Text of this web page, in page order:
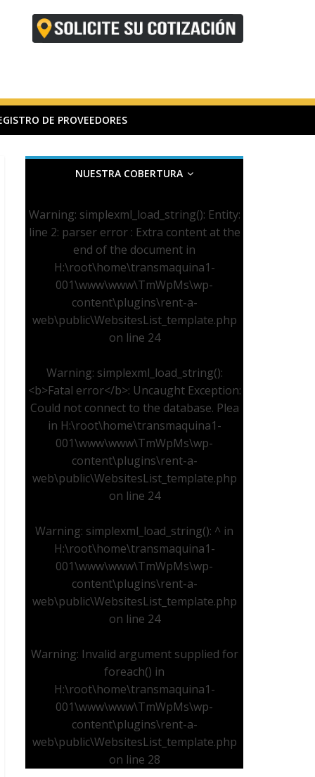
DE PROVEEDORES
NUESTRA COBERTURA
Warning: simplexml_load_string(): Entity:
line 2: parser error : Extra content at the
end of the document in
H:\root\home\transmaquina1-
001\www\www\TmWpMs\wp-
content\plugins\rent-a-
web\public\WebsitesList_template.php
on line 24
Warning: simplexml_load_string():
<b>Fatal error</b>: Uncaught Exception:
Could not connect to the database. Plea
in H:\root\home\transmaquina1-
001\www\www\TmWpMs\wp-
content\plugins\rent-a-
web\public\WebsitesList_template.php
on line 24
Warning: simplexml_load_string(): ^ in
H:\root\home\transmaquina1-
001\www\www\TmWpMs\wp-
content\plugins\rent-a-
web\public\WebsitesList_template.php
on line 24
Warning: Invalid argument supplied for
foreach() in
H:\root\home\transmaquina1-
001\www\www\TmWpMs\wp-
content\plugins\rent-a-
web\public\WebsitesList_template.php
on line 28